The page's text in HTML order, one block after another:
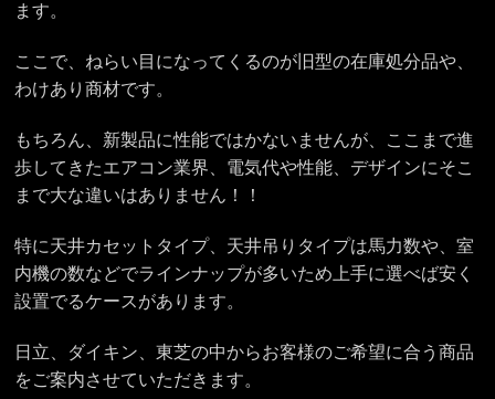
ます。
ここで、ねらい目になってくるのが旧型の在庫処分品や、
わけあり商材です。
もちろん、新製品に性能ではかないませんが、ここまで進
歩してきたエアコン業界、電気代や性能、デザインにそこ
まで大な違いはありません！！
特に天井カセットタイプ、天井吊りタイプは馬力数や、室
内機の数などでラインナップが多いため上手に選べば安く
設置でるケースがあります。
日立、ダイキン、東芝の中からお客様のご希望に合う商品
をご案内させていただきます。